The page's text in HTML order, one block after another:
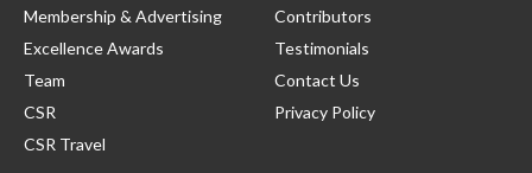
Membership & Advertising
Excellence Awards
Team
CSR
CSR Travel
Contributors
Testimonials
Contact Us
Privacy Policy